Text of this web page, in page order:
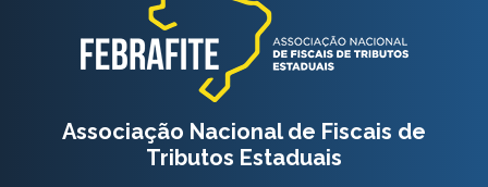
Associação Nacional de Fiscais de
Tributos Estaduais